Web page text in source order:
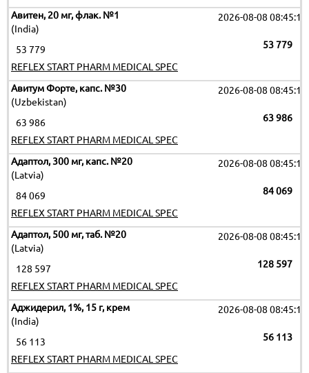
Авитен, 20 мг, флак. №1
(India)
2026-08-08 08:45:16
53 779
53 779
REFLEX START PHARM MEDICAL SPEC
Авитум Форте, капс. №30
(Uzbekistan)
2026-08-08 08:45:16
63 986
63 986
REFLEX START PHARM MEDICAL SPEC
Адаптол, 300 мг, капс. №20
(Latvia)
2026-08-08 08:45:16
84 069
84 069
REFLEX START PHARM MEDICAL SPEC
Адаптол, 500 мг, таб. №20
(Latvia)
2026-08-08 08:45:16
128 597
128 597
REFLEX START PHARM MEDICAL SPEC
Аджидерил, 1%, 15 г, крем
(India)
2026-08-08 08:45:16
56 113
56 113
REFLEX START PHARM MEDICAL SPEC